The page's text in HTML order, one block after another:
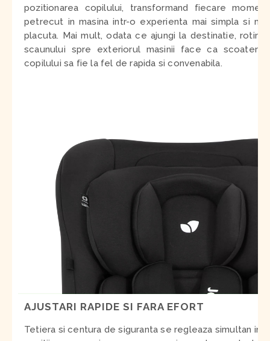
pozitionarea copilului, transformand fiecare moment
petrecut in masina intr-o experienta mai simpla si mai
placuta. Mai mult, odata ce ajungi la destinatie, rotirea
scaunului spre exteriorul masinii face ca scoaterea
copilului sa fie la fel de rapida si convenabila.
AJUSTARI RAPIDE SI FARA EFORT
Tetiera si centura de siguranta se regleaza simultan in 6